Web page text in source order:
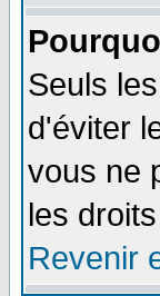
Seuls
d'éviter
vous ne
les
Revenir